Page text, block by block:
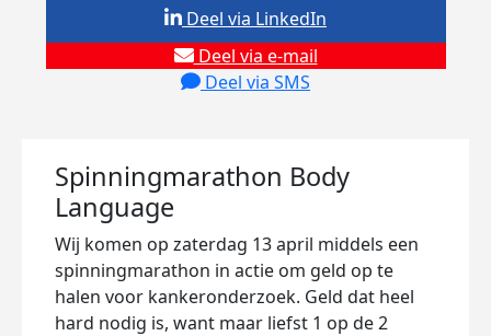
Deel via e-mail
Deel via SMS
Deel via LinkedIn
Spinningmarathon Body
Language
Wij komen op zaterdag 13 april middels een
spinningmarathon in actie om geld op te
halen voor kankeronderzoek. Geld dat heel
hard nodig is, want maar liefst 1 op de 2